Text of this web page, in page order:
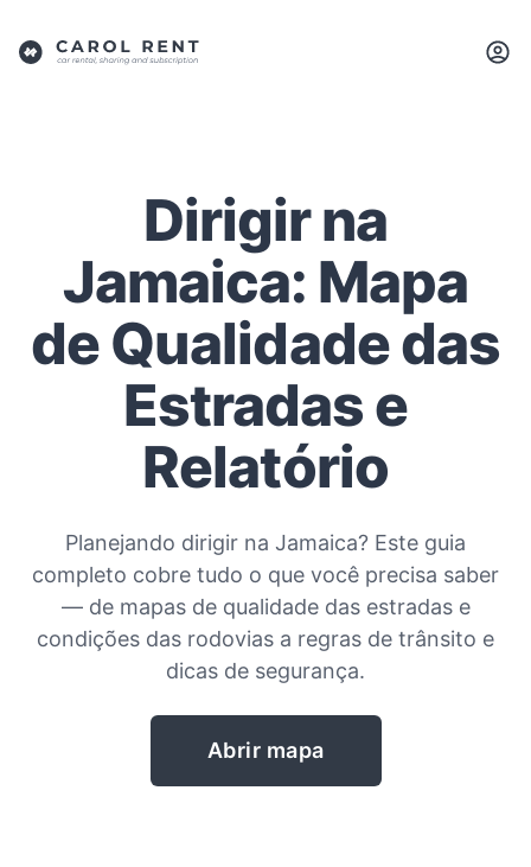
Dirigir na
Jamaica: Mapa
de Qualidade das
Estradas e
Relatório
Planejando dirigir na Jamaica? Este guia
completo cobre tudo o que você precisa saber
— de mapas de qualidade das estradas e
condições das rodovias a regras de trânsito e
dicas de segurança.
Abrir mapa